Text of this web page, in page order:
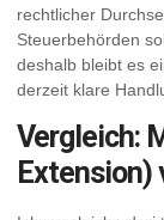
rechtlicher
Steuerbehörden
deshalb bleibt es
derzeit klare
Vergleich: